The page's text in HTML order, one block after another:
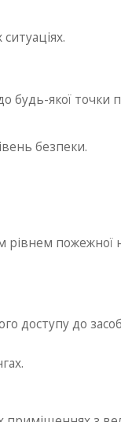
будь-якої точки
безпеки.
рівнем пожежної
доступу до